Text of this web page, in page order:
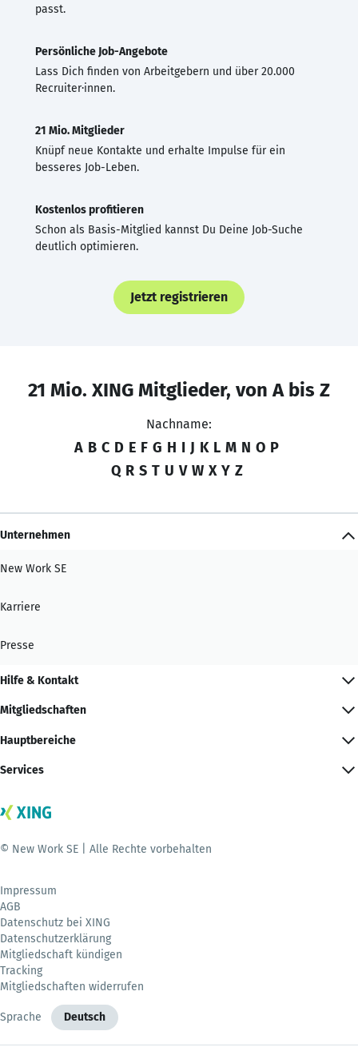
passt.
Persönliche Job-Angebote
Lass Dich finden von Arbeitgebern und über 20.000
Recruiter·innen.
21 Mio. Mitglieder
Knüpf neue Kontakte und erhalte Impulse für ein
besseres Job-Leben.
Kostenlos profitieren
Schon als Basis-Mitglied kannst Du Deine Job-Suche
deutlich optimieren.
Jetzt registrieren
21 Mio. XING Mitglieder, von A bis Z
Nachname:
A B C D E F G H I J K L M N O P
Q R S T U V W X Y Z
Unternehmen
New Work SE
Karriere
Presse
Hilfe & Kontakt
Mitgliedschaften
Hauptbereiche
Services
© New Work SE | Alle Rechte vorbehalten
Impressum
AGB
Datenschutz bei XING
Datenschutzerklärung
Mitgliedschaft kündigen
Tracking
Mitgliedschaften widerrufen
Sprache Deutsch